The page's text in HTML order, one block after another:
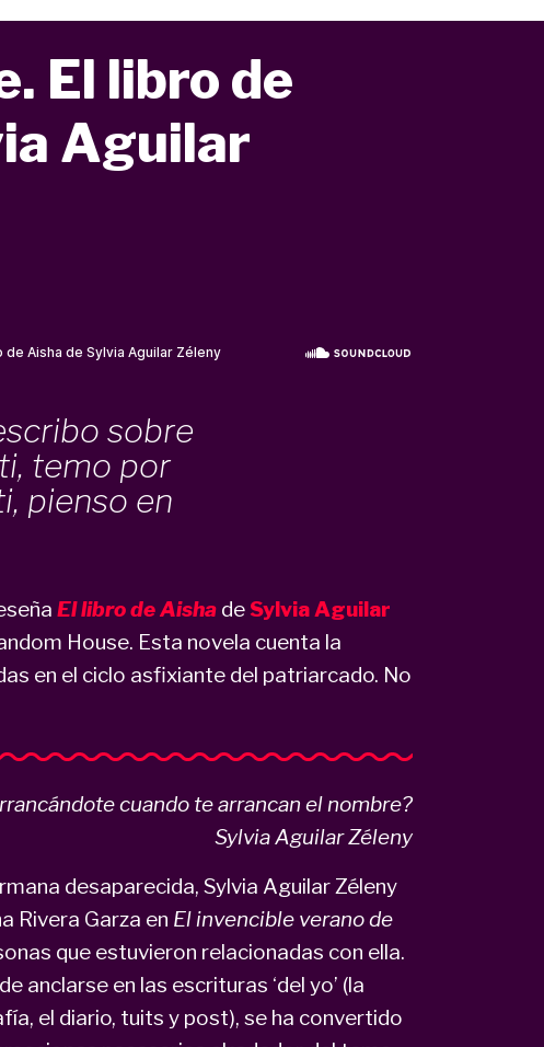
El libro de
Aguilar
sobre
temo por
pienso en
El libro de Aisha deSylvia Aguilar
House. Esta novela cuenta la
en el ciclo asfixiante del patriarcado. No
cuando te arrancan el nombre?
Sylvia Aguilar Zéleny
desaparecida, Sylvia Aguilar Zéleny
Rivera Garza en El invencible verano de
que estuvieron relacionadas con ella.
anclarse en las escrituras ‘del yo’ (la
el diario, tuits y post), se ha convertido